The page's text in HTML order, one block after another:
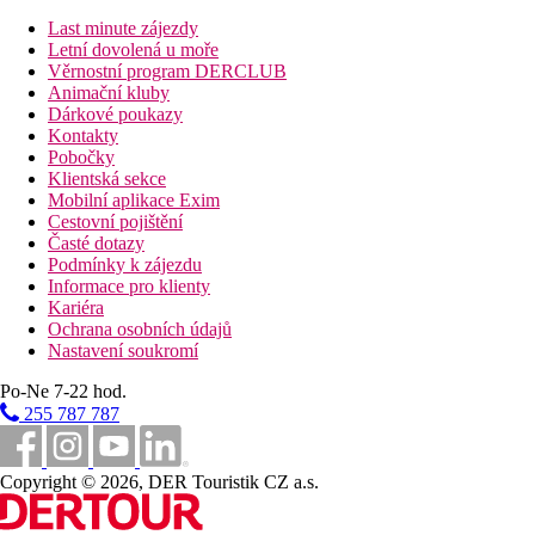
Popis hotelu
recepce
restaurace
bar u bazénu
venkovní bazén s oddělenou částí pro děti
venkovní jacuzzi
lehátka a slunečníky zdarma, osušky za zálohu (cca 5
parkoviště (zdarma)
úschovna zavazadel
Popis pláže
písečná
lehátka a slunečníky za poplatek
Strava
Snídaně:
formou bufetu
Polopenze:
snídaně a večeře formou bufetu
Sportovní aktivity za příplatek
vodní sporty na pláži
Internet
Last minute zájezdy
Letní dovolená u moře
Věrnostní program DERCLUB
Animační kluby
Dárkové poukazy
Kontakty
Pobočky
Klientská sekce
Mobilní aplikace Exim
Cestovní pojištění
Časté dotazy
Podmínky k zájezdu
Informace pro klienty
Kariéra
Ochrana osobních údajů
Nastavení soukromí
Po-Ne 7-22 hod.
255 787 787
Copyright © 2026, DER Touristik CZ a.s.